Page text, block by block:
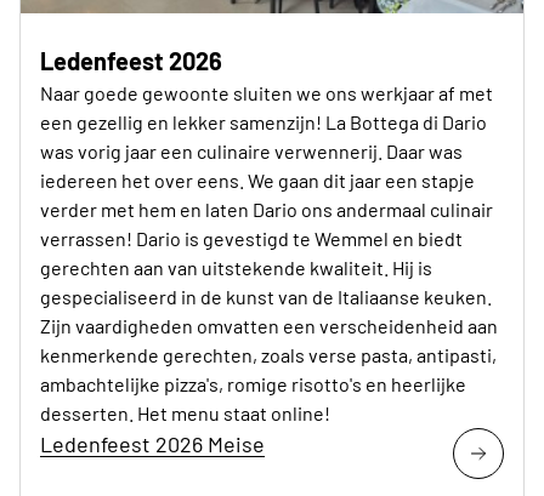
Ledenfeest 2026
Naar goede gewoonte sluiten we ons werkjaar af met
een gezellig en lekker samenzijn! La Bottega di Dario
was vorig jaar een culinaire verwennerij. Daar was
iedereen het over eens. We gaan dit jaar een stapje
verder met hem en laten Dario ons andermaal culinair
verrassen! Dario is gevestigd te Wemmel en biedt
gerechten aan van uitstekende kwaliteit. Hij is
gespecialiseerd in de kunst van de Italiaanse keuken.
Zijn vaardigheden omvatten een verscheidenheid aan
kenmerkende gerechten, zoals verse pasta, antipasti,
ambachtelijke pizza's, romige risotto's en heerlijke
desserten. Het menu staat online!
Ledenfeest 2026 Meise